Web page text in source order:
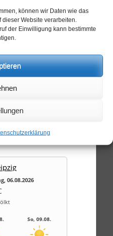
können wir Daten wie das
Website verarbeiten.
der Einwilligung kann bestimmte
06.08.2026
So, 09.08.